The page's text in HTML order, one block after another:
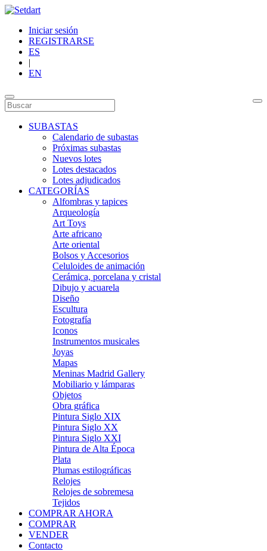
Iniciar sesión
REGISTRARSE
ES
|
EN
SUBASTAS
Calendario de subastas
Próximas subastas
Nuevos lotes
Lotes destacados
Lotes adjudicados
CATEGORÍAS
Alfombras y tapices
Arqueología
Art Toys
Arte africano
Arte oriental
Bolsos y Accesorios
Celuloides de animación
Cerámica, porcelana y cristal
Dibujo y acuarela
Diseño
Escultura
Fotografía
Iconos
Instrumentos musicales
Joyas
Mapas
Meninas Madrid Gallery
Mobiliario y lámparas
Objetos
Obra gráfica
Pintura Siglo XIX
Pintura Siglo XX
Pintura Siglo XXI
Pintura de Alta Época
Plata
Plumas estilográficas
Relojes
Relojes de sobremesa
Tejidos
COMPRAR AHORA
COMPRAR
VENDER
Contacto